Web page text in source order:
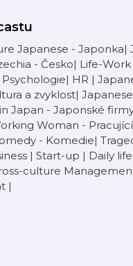
Japanese - Japonka|
- Česko| Life-
HR |
a zvyklost|
Japan - Japonské
Woman -
- Komedie|
| Start-up | Daily
culture
|